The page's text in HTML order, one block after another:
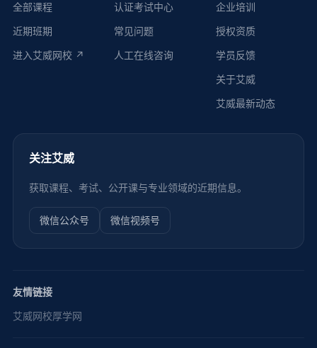
全部课程
近期班期
进入艾威网校 ↗
认证考试中心
常见问题
人工在线咨询
企业培训
授权资质
学员反馈
关于艾威
艾威最新动态
关注艾威
获取课程、考试、公开课与专业领域的近期信息。
微信公众号 微信视频号
友情链接
艾威网校厚学网